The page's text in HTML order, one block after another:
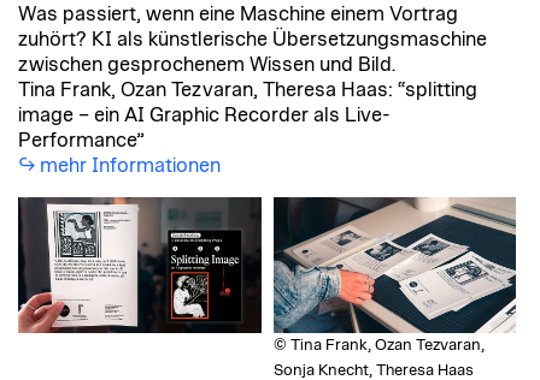
Was passiert, wenn eine Maschine einem Vortrag
zuhört? KI als künstlerische Übersetzungsmaschine
zwischen gesprochenem Wissen und Bild.
Tina Frank, Ozan Tezvaran, Theresa Haas: “splitting
image – ein AI Graphic Recorder als Live-
Performance”
mehr Informationen
© Tina Frank, Ozan Tezvaran,
Sonja Knecht, Theresa Haas